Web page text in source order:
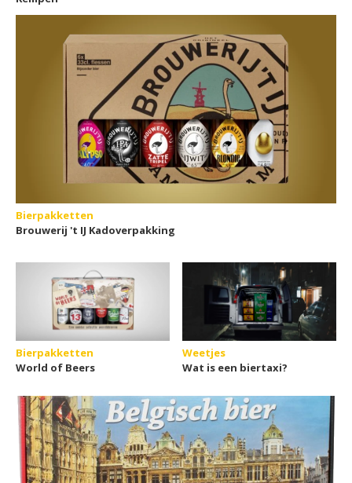
Bierpakketten
Brouwerij 't IJ Kadoverpakking
Bierpakketten
World of Beers
Weetjes
Wat is een biertaxi?